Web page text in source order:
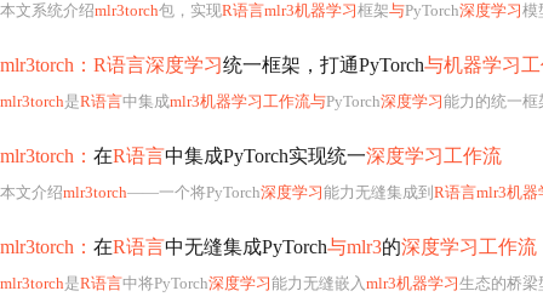
本文系统介绍mlr3torch包，实现R语言mlr3机器学习框架与PyTorch深度学习模
mlr3torch：R语言深度学习统一框架，打通PyTorch与机器学习
mlr3torch是R语言中集成mlr3机器学习工作流与PyTorch深度学习能力的统一框架，支
mlr3torch： 在R语言中集成PyTorch实现统一深度学习工作流
本文介绍mlr3torch——一个将PyTorch深度学习能力无缝集成到 R语言mlr3机器
mlr3torch： 在R语言中无缝集成PyTorch与mlr3的深度学习工作流
mlr3torch是R语言中将PyTorch深度学习能力无缝嵌入mlr3机器学习生态的桥梁型包。它通过Learner封装、回调机